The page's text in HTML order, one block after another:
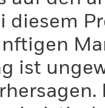
diesem
ist